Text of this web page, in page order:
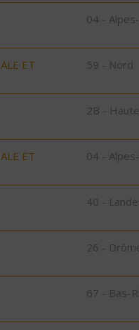
04 -
ET
59 - Nord
2B -
ET
04 -
40 -
26 -
67 - Bas-